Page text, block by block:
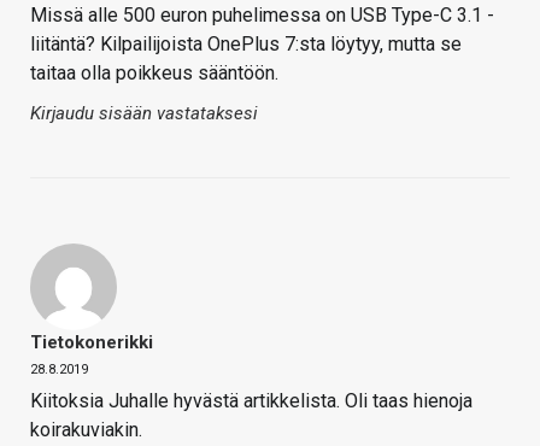
Missä alle 500 euron puhelimessa on USB Type-C 3.1 -
liitäntä? Kilpailijoista OnePlus 7:sta löytyy, mutta se
taitaa olla poikkeus sääntöön.
Kirjaudu sisään vastataksesi
Tietokonerikki
28.8.2019
Kiitoksia Juhalle hyvästä artikkelista. Oli taas hienoja
koirakuviakin.